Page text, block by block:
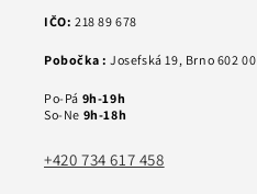
IČO: 218 89 678
Pobočka : Josefská 19, Brno 602 00
Po-Pá 9h-19h
So-Ne 9h-18h
+420 734 617 458